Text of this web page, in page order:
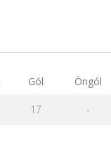
Gól Öngól
17 -